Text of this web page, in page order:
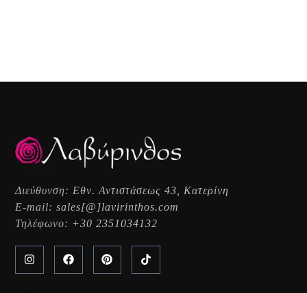
Διεύθυνση: Εθν. Αντιστάσεως 43, Κατερίνη
E-mail:sales[@]lavirinthos.com
Τηλέφωνο: +30 2351034132